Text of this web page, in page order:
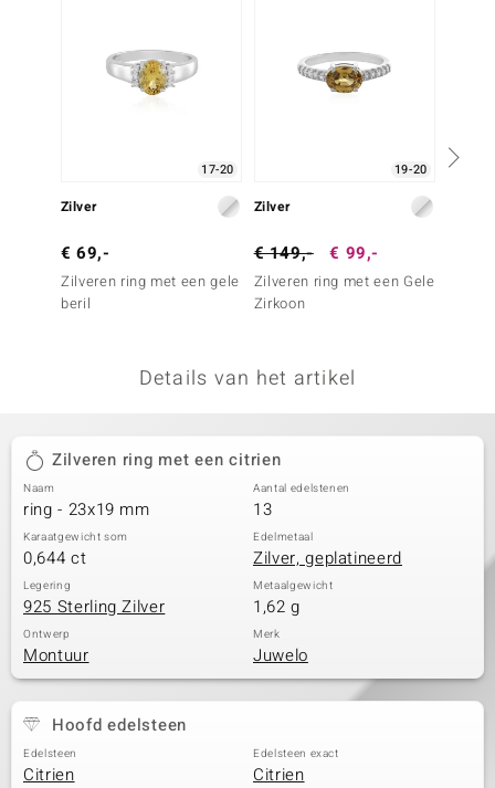
Collection
17-20
Zilver
€ 69,-
Zilveren ring met een gele
beril
19-20
Zilver
€ 149,- € 99,-
Zilveren ring met een Gele
Zirkoon
Details van het artikel
Zilveren ring met een citrien
Naam
ring - 23x19 mm
Aantal edelstenen
13
Karaatgewicht som
0,644 ct
Edelmetaal
Zilver, geplatineerd
Legering
925 Sterling Zilver
Metaalgewicht
1,62 g
Ontwerp
Montuur
Merk
Juwelo
Hoofd edelsteen
Edelsteen
Citrien
Edelsteen exact
Citrien